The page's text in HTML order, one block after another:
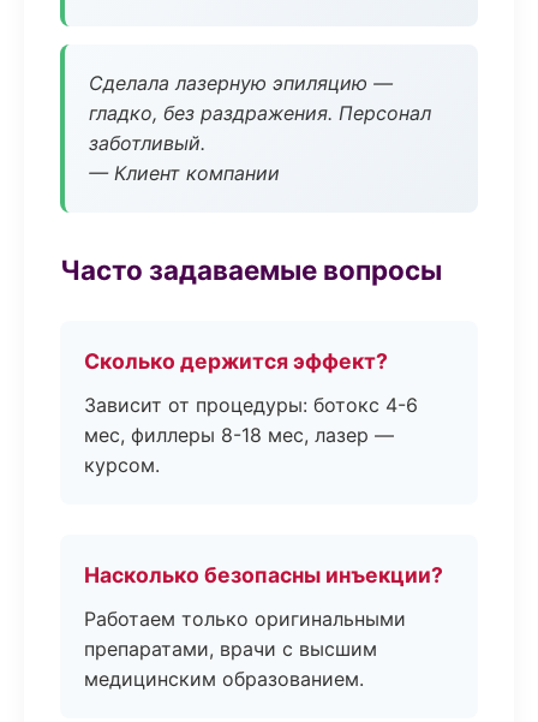
Сделала лазерную эпиляцию —
гладко, без раздражения. Персонал
заботливый.
— Клиент компании
Часто задаваемые вопросы
Сколько держится эффект?
Зависит от процедуры: ботокс 4-6
мес, филлеры 8-18 мес, лазер —
курсом.
Насколько безопасны инъекции?
Работаем только оригинальными
препаратами, врачи с высшим
медицинским образованием.